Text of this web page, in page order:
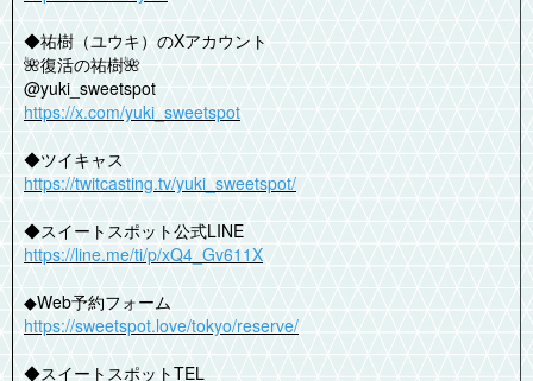
◆祐樹（ユウキ）のXアカウント
🌺復活の祐樹🌺
@yuki_sweetspot
https://x.com/yuki_sweetspot
◆ツイキャス
https://twitcasting.tv/yuki_sweetspot/
◆スイートスポット公式LINE
https://line.me/ti/p/xQ4_Gv611X
◆Web予約フォーム
https://sweetspot.love/tokyo/reserve/
◆スイートスポットTEL